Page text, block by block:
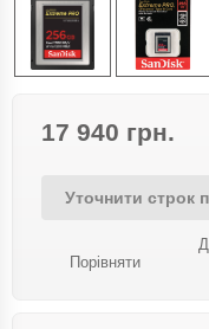
17 940 грн.
Уточнити строк
Порівняти